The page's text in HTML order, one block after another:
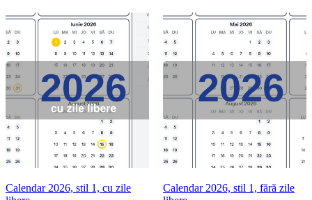
Calendar 2026, stil 1, cu zile
Calendar 2026, stil 1, fără zile